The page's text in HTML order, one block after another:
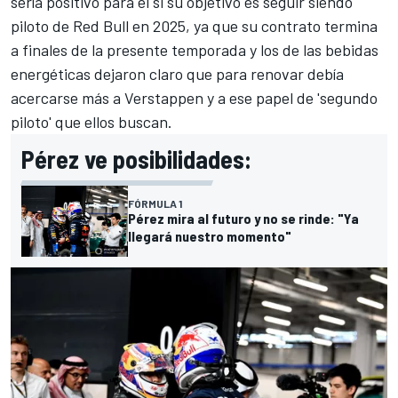
piloto de Red Bull en 2025, ya que su contrato termina
a finales de la presente temporada y los de las bebidas
energéticas dejaron claro que para renovar debía
acercarse más a Verstappen y a ese papel de 'segundo
piloto' que ellos buscan.
Pérez ve posibilidades:
FÓRMULA 1
Pérez mira al futuro y no se rinde: "Ya
llegará nuestro momento"